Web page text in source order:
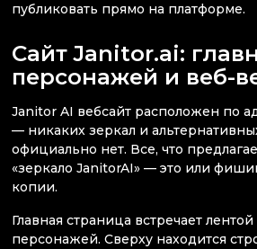
публиковать прямо на платформе.
Сайт Janitor.ai:
персонажей и веб-
Janitor AI вебсайт расположен по
— никаких зеркал и
официально нет. Все, что
«зеркало JanitorAI» — это или
копии.
Главная страница встречает
персонажей. Сверху находится